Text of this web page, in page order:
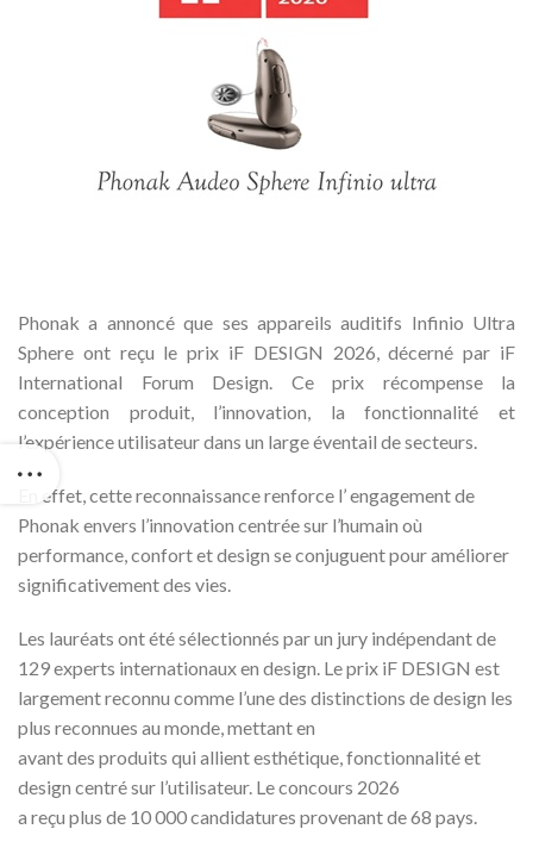
Phonak a annoncé que ses appareils auditifs Infinio Ultra
Sphere ont reçu le prix iF DESIGN 2026, décerné par iF
International Forum Design. Ce prix récompense la
conception produit, l’innovation, la fonctionnalité et
l’expérience utilisateur dans un large éventail de secteurs.
En effet, cette reconnaissance renforce l’ engagement de
Phonak envers l’innovation centrée sur l’humain où
performance, confort et design se conjuguent pour améliorer
significativement des vies.
Les lauréats ont été sélectionnés par un jury indépendant de
129 experts internationaux en design. Le prix iF DESIGN est
largement reconnu comme l’une des distinctions de design les
plus reconnues au monde, mettant en
avant des produits qui allient esthétique, fonctionnalité et
design centré sur l’utilisateur. Le concours 2026
a reçu plus de 10 000 candidatures provenant de 68 pays.